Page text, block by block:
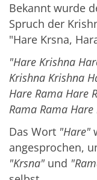
Bekannt wurde
Spruch der
"Hare Krsna,
"Hare Krishna
Krishna Krishna
Hare Rama Hare
Rama Rama
Das Wort "Hare"
angesprochen,
"Krsna" und